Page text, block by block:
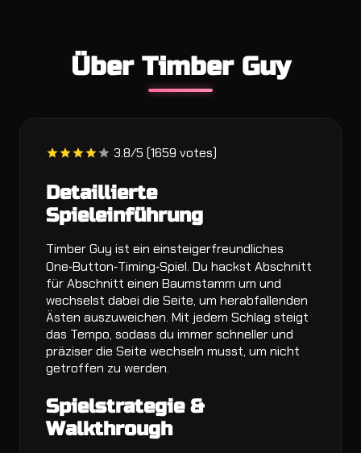
Über Timber Guy
3.8/5 (1659 votes)
Detaillierte
Spieleinführung
Timber Guy ist ein einsteigerfreundliches
One‑Button‑Timing‑Spiel. Du hackst Abschnitt
für Abschnitt einen Baumstamm um und
wechselst dabei die Seite, um herabfallenden
Ästen auszuweichen. Mit jedem Schlag steigt
das Tempo, sodass du immer schneller und
präziser die Seite wechseln musst, um nicht
getroffen zu werden.
Spielstrategie &
Walkthrough